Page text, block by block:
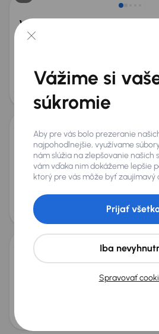
Volkswagen Passat
2023
Mesačná splátka
Zlacnené o 700 €
Volkswagen Passat
2021124 752 kmAutomatDiesel2.0
Po prvom majiteľovi Kúpené nové v
+9 ďalších
Mesačná splátka
od 68 €
Volkswagen Passat
Diesel2.0 TDI 90 kW
Vážime si
súkromie
Aby pre vás bolo prezeranie
najpohodlnejšie, využívame
nám slúžia na zlepšovanie našich
vám vďaka nim dokážeme lepšie
ktorý pre vás môže byť zaujímavý
Spravovať
Iba
Prijať